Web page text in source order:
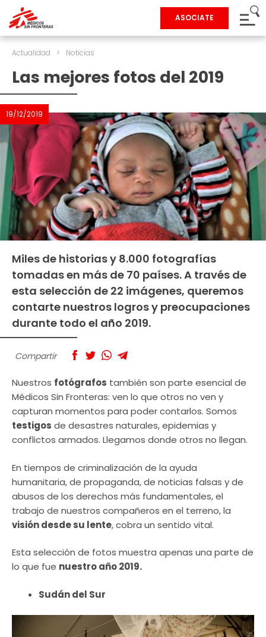
ASOCIATE
Actualidad > Noticias
Las mejores fotos del 2019
19/12/2019
Miles de historias y 8.000 fotografías
tomadas en más de 70 países. A través de
esta selección de 22 imágenes, queremos
contarte nuestros logros y preocupaciones
durante todo el año 2019.
Compartir
Nuestros fotógrafos también son parte esencial de
Médicos Sin Fronteras: ven lo que otros no ven y
capturan momentos para poder contarlos. Somos
testigos de desastres naturales, epidemias y
conflictos armados. Llegamos donde otros no llegan.
En tiempos de criminalización de la ayuda
humanitaria, de propaganda, de noticias falsas y de
abusos de los derechos más fundamentales, el
trabajo de nuestros compañeros en el terreno, la
visión desde su lente, cobra un sentido vital.
Esta selección de fotos muestra apenas una parte de
lo que fue nuestro año 2019.
Sudán del Sur